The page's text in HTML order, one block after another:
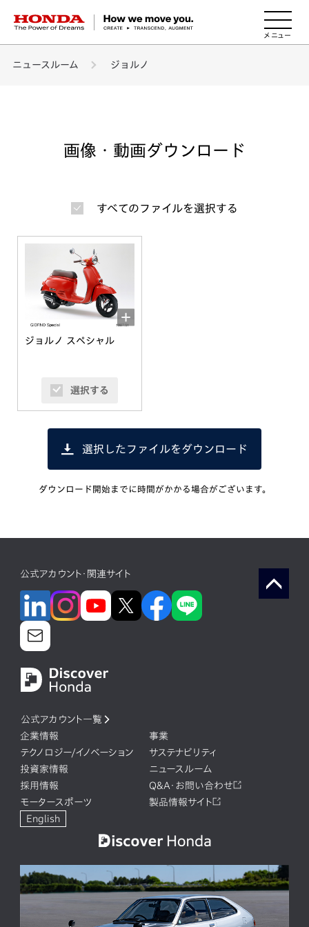
HONDA The Power of Dreams
ニュースルーム ジョルノ
画像・動画ダウンロード
すべてのファイルを選択する
ジョルノ スペシャル
選択する
選択したファイルをダウンロード
ダウンロード開始までに時間がかかる場合がございます。
公式アカウント・関連サイト
公式アカウント一覧
企業情報
事業
テクノロジー/イノベーション
サステナビリティ
投資家情報
ニュースルーム
採用情報
Q&A・お問い合わせ
モータースポーツ
製品情報サイト
English